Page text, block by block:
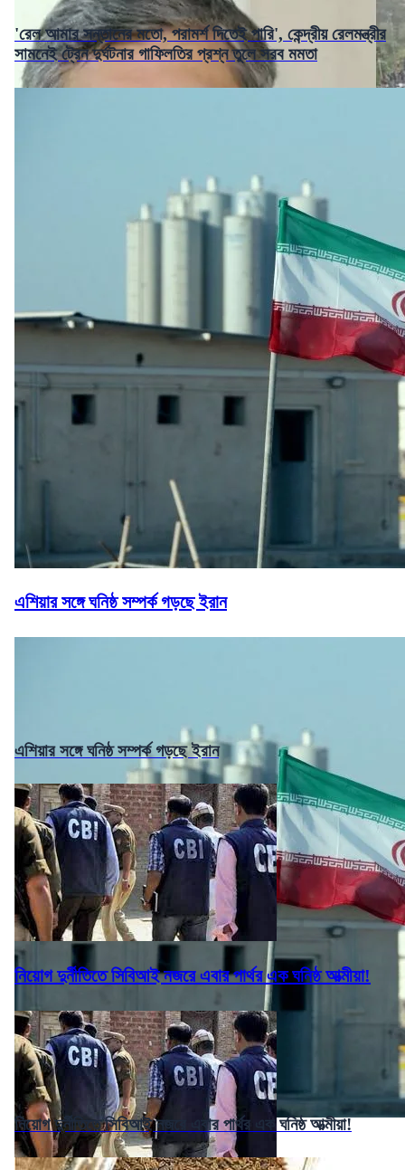
'রেল আমার সন্তানের মতো, পরামর্শ দিতেই পারি', কেন্দ্রীয় রেলমন্ত্রীর
সামনেই ট্রেন দুর্ঘটনার গাফিলতির প্রশ্ন তুলে সরব মমতা
এশিয়ার সঙ্গে ঘনিষ্ঠ সম্পর্ক গড়ছে ইরান
এশিয়ার সঙ্গে ঘনিষ্ঠ সম্পর্ক গড়ছে ইরান
নিয়োগ দুর্নীতিতে সিবিআই নজরে এবার পার্থর এক ঘনিষ্ঠ আত্মীয়া!
নিয়োগ দুর্নীতিতে সিবিআই নজরে এবার পার্থর এক ঘনিষ্ঠ আত্মীয়া!